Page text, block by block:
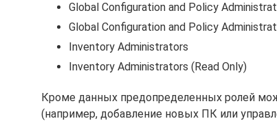
Global Configuration and Policy
Global Configuration and Policy
Inventory Administrators
Inventory Administrators (Read Only)
Кроме данных предопределенных ролей
(например, добавление новых ПК или